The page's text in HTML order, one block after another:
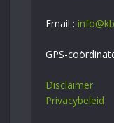
Email :
GPS-
Disclaimer
Privacybeleid